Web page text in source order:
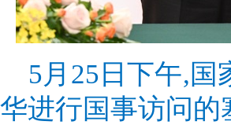
5月25日下午,
华进行国事访问